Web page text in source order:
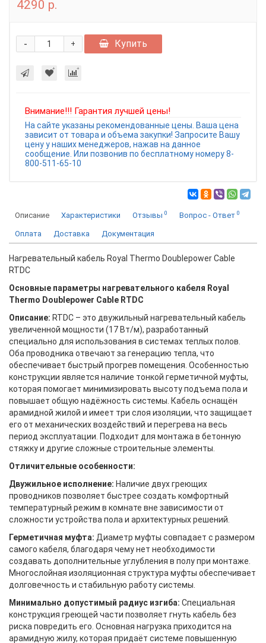
4290 р.
+
- Купить
Внимание!!! Гарантия лучшей цены!
На сайте указаны рекомендованные цены. Ваша цена
зависит от товара и объема закупки! Запросите Вашу
цену у наших менеджеров, нажав на данное
сообщение. Или позвонив по бесплатному номеру 8-
800-511-65-10
Описание Характеристики Отзывы 0 Вопрос - Ответ 0
Оплата Доставка Документация
Нагревательный кабель Royal Thermo Doublepower Cable
RTDC
Основные параметры нагревательного кабеля Royal
Thermo Doublepower Cable RTDC
Описание: RTDC – это двужильный нагревательный кабель
увеличенной мощности (17 Вт/м), разработанный
специально для использования в системах теплых полов.
Оба проводника отвечают за генерацию тепла, что
обеспечивает быстрый прогрев помещения. Особенностью
конструкции является наличие тонкой герметичной муфты,
которая помогает минимизировать высоту подъема пола и
повышает общую надёжность системы. Кабель оснащён
арамидной жилой и имеет три слоя изоляции, что защищает
его от механических воздействий и перегрева на весь
период эксплуатации. Подходит для монтажа в бетонную
стяжку и другие сложные строительные элементы.
Отличительные особенности:
Двужильное исполнение: Наличие двух греющих
проводников позволяет быстрее создать комфортный
температурный режим в комнате вне зависимости от
сложности устройства пола и архитектурных решений.
Герметичная муфта: Диаметр муфты совпадает с размером
самого кабеля, благодаря чему нет необходимости
создавать дополнительные углубления в полу при монтаже.
Многослойная изоляционная структура муфты обеспечивает
долговечность и стабильную работу системы.
Минимально допустимый радиус изгиба: Специальная
конструкция греющей части позволяет гнуть кабель без
риска повредить его. Основная нагрузка приходится на
арамидную жилу, которая придаёт системе повышенную